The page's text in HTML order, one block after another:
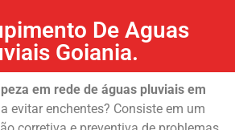
De Aguas
Goiania.
em rede de águas pluviais em
evitar enchentes? Consiste em um